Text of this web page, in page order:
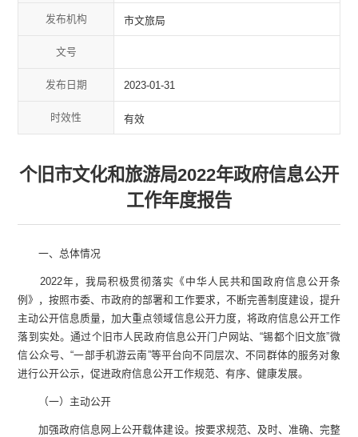
发布机构 市文旅局
文号
发布日期 2023-01-31
时效性 有效
个旧市文化和旅游局2022年政府信息公开
工作年度报告
一、总体情况
2022年，我局积极贯彻落实《中华人民共和国政府信息公开条
例》，按照市委、市政府的部署和工作要求，不断完善制度建设，提升
主动公开信息质量，加大重点领域信息公开力度，将政府信息公开工作
落到实处。通过个旧市人民政府信息公开门户网站、“锡都个旧文旅”微
信公众号、“一部手机游云南”等平台向不同层次、不同群体的服务对象
进行公开公示，促进政府信息公开工作规范、有序、健康发展。
（一）主动公开
加强政府信息网上公开载体建设。按要求规范、及时、准确、完整